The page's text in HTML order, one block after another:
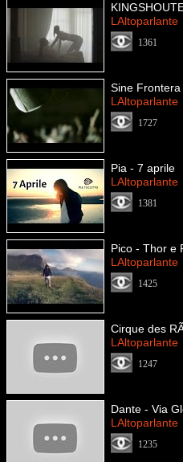
LAltoparlante
1361
Sine
LAltoparlante
1727
Pia - 7 aprile
LAltoparlante
1381
Pico - Thor e
LAltoparlante
1425
Cirque des
LAltoparlante
1247
Dante - Via
LAltoparlante
1235